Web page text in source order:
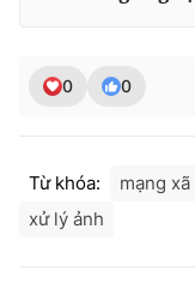
Tổng Biên tập:Vũ
Phó Tổng Biên tập:
0 0
Từ khóa: mạng xã
xử lý ảnh